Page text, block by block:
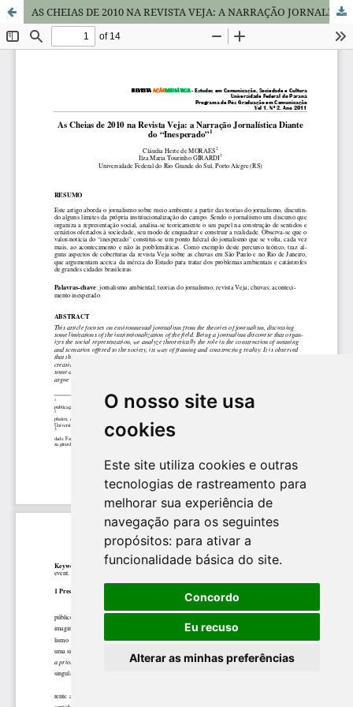
O nosso site usa
cookies
Este site utiliza cookies e outras
tecnologias de rastreamento para
melhorar sua experiência de
navegação para os seguintes
propósitos: para ativar a
funcionalidade básica do site.
Concordo
Eu recuso
Alterar as minhas preferências
AS CHEIAS DE 2010 NA REVISTA VEJA: A NARRAÇÃO JORNALÍSTICA DIANTE DO "INESPERADO"